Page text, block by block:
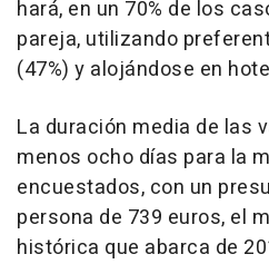
hará, en un 70% de los
pareja, utilizando
(47%) y alojándose en
La duración media de las
menos ocho días para la
encuestados, con un
persona de 739 euros, el
histórica que abarca de